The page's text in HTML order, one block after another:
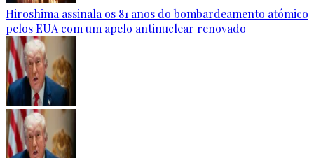
Hiroshima assinala os 81 anos do bombardeamento atómico
pelos EUA com um apelo antinuclear renovado